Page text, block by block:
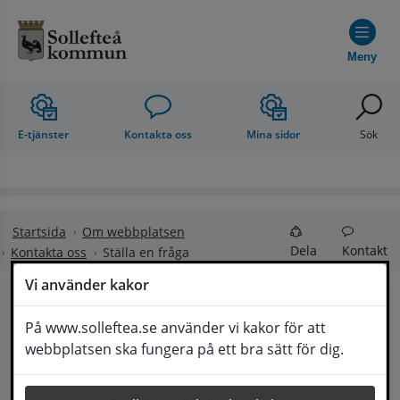
Vi använder kakor
På www.solleftea.se använder vi kakor för att
webbplatsen ska fungera på ett bra sätt för dig.
Meny
E-tjänster Kontakta oss Mina sidor Sök
Startsida
Om webbplatsen
Kontakta oss
Ställa en fråga Dela Kontakt
Ställa en fråga
Om din fråga är omfattande kan det bli aktuellt